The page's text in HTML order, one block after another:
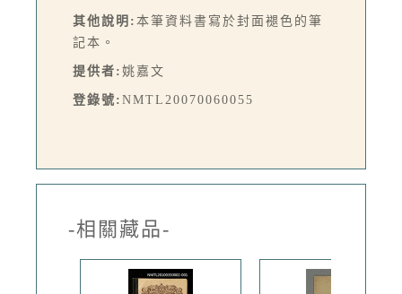
其他說明: 本筆資料書寫於封面褪色的筆
記本。
提供者: 姚嘉文
登錄號: NMTL20070060055
-相關藏品-